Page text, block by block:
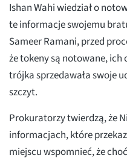
Ishan Wahi wiedział o
te informacje swojemu
Sameer Ramani, przed
że tokeny są notowane, ich
trójka sprzedawała swoje
szczyt.
Prokuratorzy twierdzą, że
informacjach, które
miejscu wspomnieć, że